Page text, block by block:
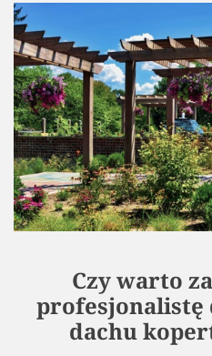
Czy warto
profesjonalistę
dachu